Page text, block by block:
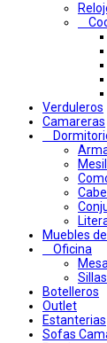
Verduleros
Camareras
Muebles
Oficina
Botelleros
Outlet
Estanterias
Sofas